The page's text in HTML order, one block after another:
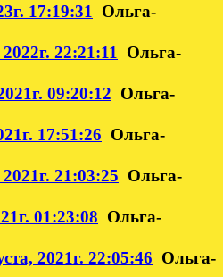
17:19:31
Ольга-
22:21:11
Ольга-
09:20:12 Ольга-
17:51:26 Ольга-
21:03:25 Ольга-
01:23:08 Ольга-
2021г. 22:05:46 Ольга-